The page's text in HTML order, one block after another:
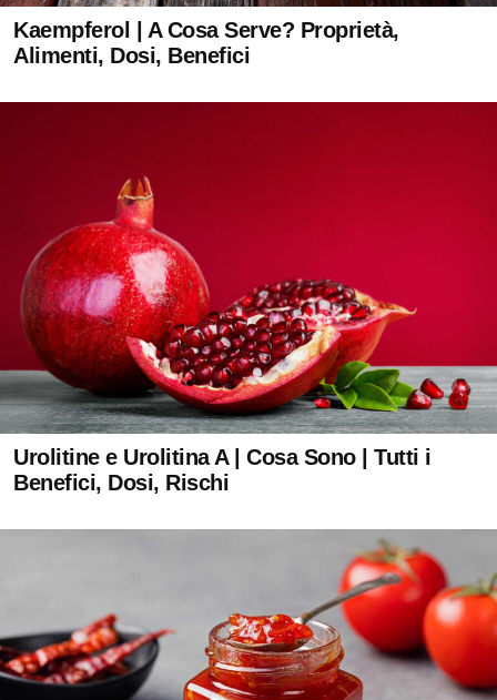
Kaempferol | A Cosa Serve? Proprietà,
Alimenti, Dosi, Benefici
Urolitine e Urolitina A | Cosa Sono | Tutti i
Benefici, Dosi, Rischi